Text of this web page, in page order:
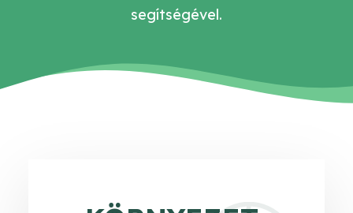
segítségével.